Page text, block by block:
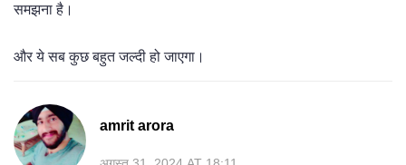
समझना है।
और ये सब कुछ बहुत जल्दी हो जाएगा।
amrit arora